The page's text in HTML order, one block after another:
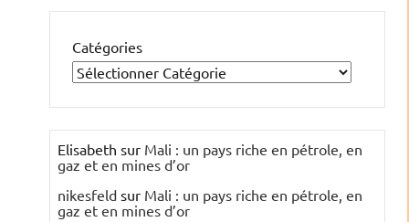
Catégories
Elisabeth sur Mali : un pays riche en pétrole, en
gaz et en mines d’or
nikesfeld sur Mali : un pays riche en pétrole, en
gaz et en mines d’or